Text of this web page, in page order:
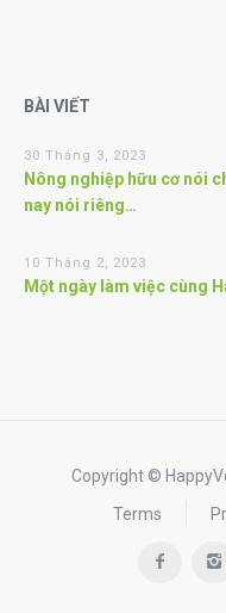
BÀI VIẾT
30 Tháng 3, 2023
Nông nghiệp hữu cơ nói
nay nói riêng…
10 Tháng 2, 2023
Một ngày làm việc cùng
Copyright ©
Terms